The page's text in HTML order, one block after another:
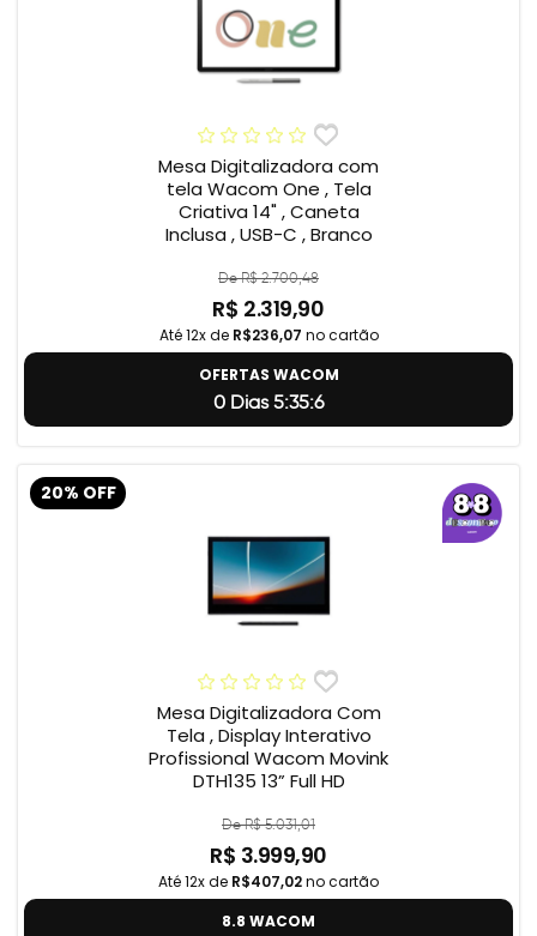
Mesa Digitalizadora com
tela Wacom One , Tela
Criativa 14" , Caneta
Inclusa , USB-C , Branco
De R$ 2.700,48
R$ 2.319,90
Até 12x de R$236,07 no cartão
OFERTAS WACOM
0 Dias 5:35:5
20% OFF
Mesa Digitalizadora Com
Tela , Display Interativo
Profissional Wacom Movink
DTH135 13” Full HD
De R$ 5.031,01
R$ 3.999,90
Até 12x de R$407,02no cartão
8.8 WACOM